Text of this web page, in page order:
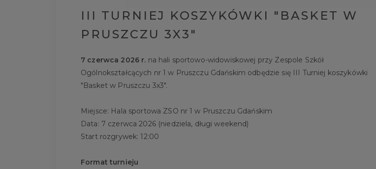
III TURNIEJ KOSZYKÓWKI "BASKET W
PRUSZCZU 3X3"
7 czerwca 2026 r. na hali sportowo-widowiskowej przy Zespole Szkół
Ogólnokształcących nr 1 w Pruszczu Gdańskim odbędzie się III Turniej koszykówki
"Basket w Pruszczu 3x3".
Miejsce: Hala sportowa ZSO nr 1 w Pruszczu Gdańskim
Data: 7 czerwca 2026 (niedziela, długi weekend)
Start rozgrywek: 12:00
Format turnieju